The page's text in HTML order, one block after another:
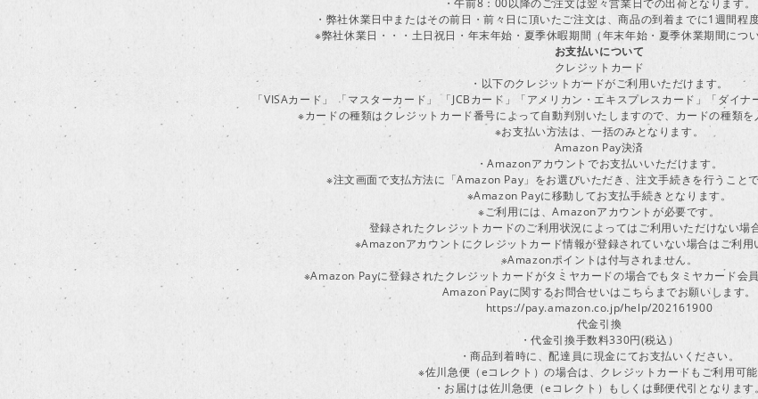
・午前8：00以降のご注文は翌々営業日での出荷となります。
・弊社休業日中またはその前日・前々日に頂いたご注文は、商品の到着までに1週間程
※弊社休業日・・・土日祝日・年末年始・夏季休暇期間（年末年始・夏季休業期間につ
お支払いについて
クレジットカード
・以下のクレジットカードがご利用いただけます。
「VISAカード」 「マスターカード」 「JCBカード」「アメリカン・エキスプレスカード」「ダイナ
※カードの種類はクレジットカード番号によって自動判別いたしますので、カードの種類を
※お支払い方法は、一括のみとなります。
Amazon Pay決済
・Amazonアカウントでお支払いいただけます。
※注文画面で支払方法に「Amazon Pay」をお選びいただき、注文手続きを行うことで
※Amazon Payに移動してお支払手続きとなります。
※ご利用には、Amazonアカウントが必要です。
登録されたクレジットカードのご利用状況によってはご利用いただけない場
※Amazonアカウントにクレジットカード情報が登録されていない場合はご利用
※Amazonポイントは付与されません。
※Amazon Payに登録されたクレジットカードがタミヤカードの場合でもタミヤカード会
Amazon Payに関するお問合せいはこちらまでお願いします。
https://pay.amazon.co.jp/help/202161900
代金引換
・代金引換手数料330円(税込）
・商品到着時に、配達員に現金にてお支払いください。
※佐川急便（eコレクト）の場合は、クレジットカードもご利用可能
・お届けは佐川急便（eコレクト）もしくは郵便代引となります。